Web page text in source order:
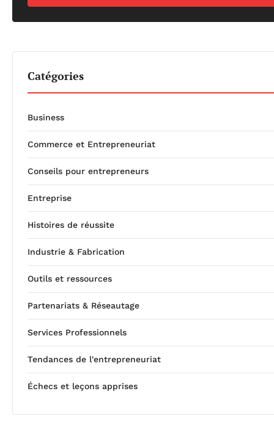
Catégories
Business
Commerce et Entrepreneuriat
Conseils pour entrepreneurs
Entreprise
Histoires de réussite
Industrie & Fabrication
Outils et ressources
Partenariats & Réseautage
Services Professionnels
Tendances de l'entrepreneuriat
Échecs et leçons apprises